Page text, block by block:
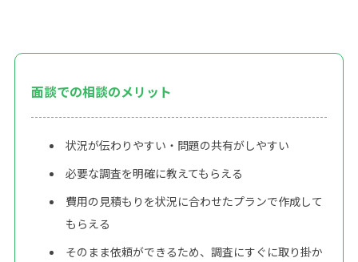
面談での相談のメリット
状況が伝わりやすい・問題の共有がしやすい
必要な調査を明確に教えてもらえる
費用の見積もりを状況に合わせたプランで作成して
もらえる
そのまま依頼ができるため、調査にすぐに取り掛か